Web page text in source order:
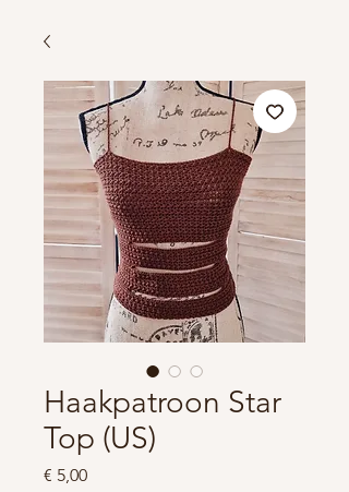
Haakpatroon Star
Top (US)
€ 5,00Prijs